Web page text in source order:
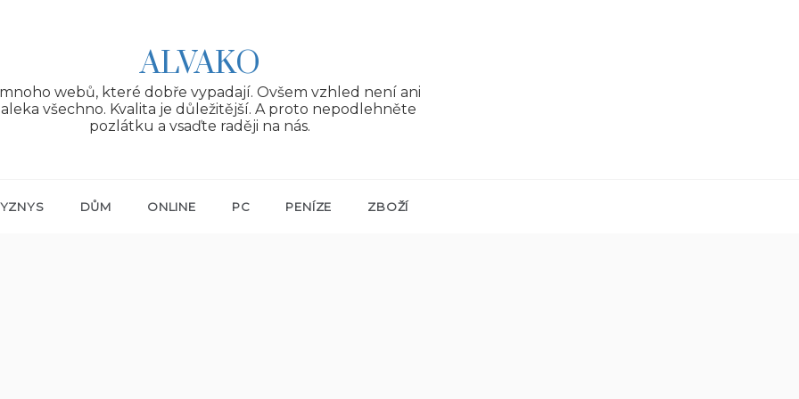
ALVAKO
webů, které dobře vypadají. Ovšem vzhled není ani
všechno. Kvalita je důležitější. A proto nepodlehněte
pozlátku a vsaďte raději na nás.
DŮM ONLINE PC PENÍZE ZBOŽÍ